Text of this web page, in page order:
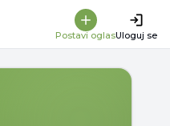
Postavi oglasUloguj se